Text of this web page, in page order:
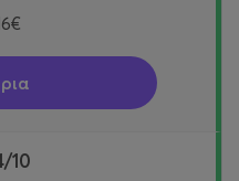
10